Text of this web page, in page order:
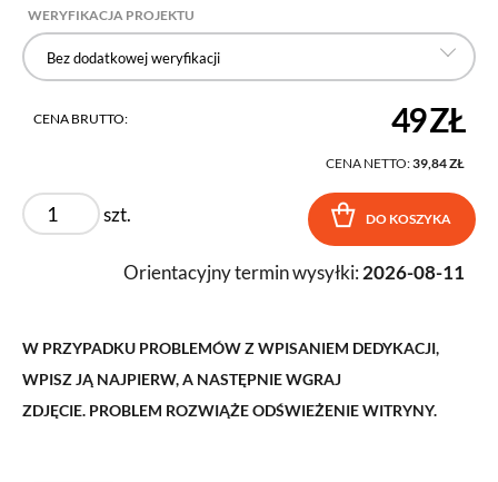
WERYFIKACJA PROJEKTU
Bez dodatkowej weryfikacji
CENA BRUTTO: 49 ZŁ
CENA NETTO:39,84 ZŁ
szt. DO KOSZYKA
Orientacyjny termin wysyłki: 2026-08-11
W PRZYPADKU PROBLEMÓW Z WPISANIEM DEDYKACJI,
WPISZ JĄ NAJPIERW, A NASTĘPNIE WGRAJ
ZDJĘCIE. PROBLEM ROZWIĄŻE ODŚWIEŻENIE WITRYNY.